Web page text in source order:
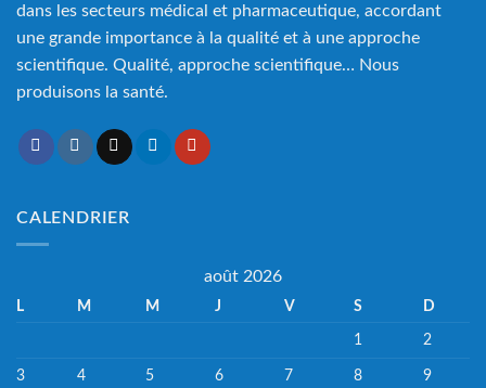
dans les secteurs médical et pharmaceutique, accordant
une grande importance à la qualité et à une approche
scientifique. Qualité, approche scientifique… Nous
produisons la santé.
CALENDRIER
août 2026
L M M J V S D
1 2
3 4 5 6 7 8 9